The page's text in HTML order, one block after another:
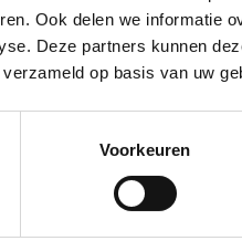
Ook delen we informatie
Deze partners kunnen
op basis van uw
Voorkeuren